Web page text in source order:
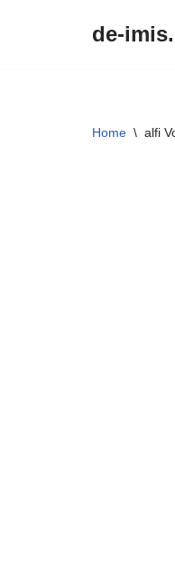
de-
Home \ alfi